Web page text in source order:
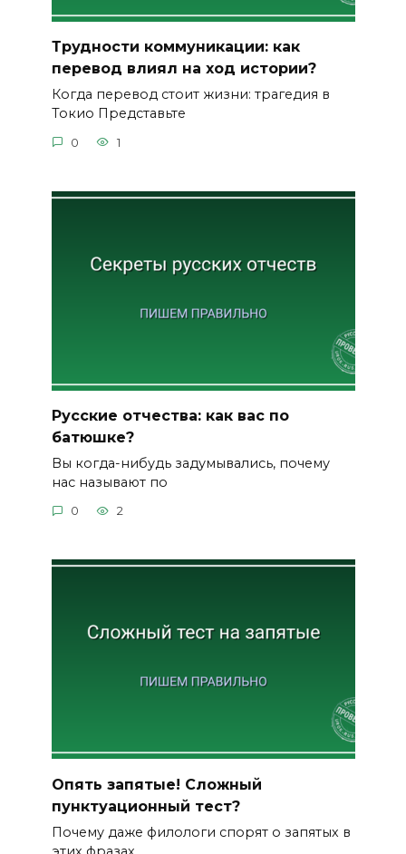
Трудности коммуникации: как
перевод влиял на ход истории?
Когда перевод стоит жизни: трагедия в
Токио Представьте
0 1
Русские отчества: как вас по
батюшке?
Вы когда-нибудь задумывались, почему
нас называют по
0 2
Опять запятые! Сложный
пунктуационный тест?
Почему даже филологи спорят о запятых в